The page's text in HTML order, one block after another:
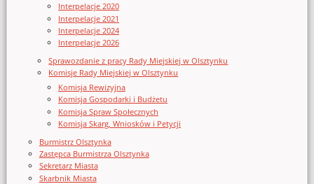
Interpelacje 2020
Interpelacje 2021
Interpelacje 2024
Interpelacje 2026
Sprawozdanie z pracy Rady Miejskiej w Olsztynku
Komisje Rady Miejskiej w Olsztynku
Komisja Rewizyjna
Komisja Gospodarki i Budżetu
Komisja Spraw Społecznych
Komisja Skarg, Wniosków i Petycji
Burmistrz Olsztynka
Zastępca Burmistrza Olsztynka
Sekretarz Miasta
Skarbnik Miasta